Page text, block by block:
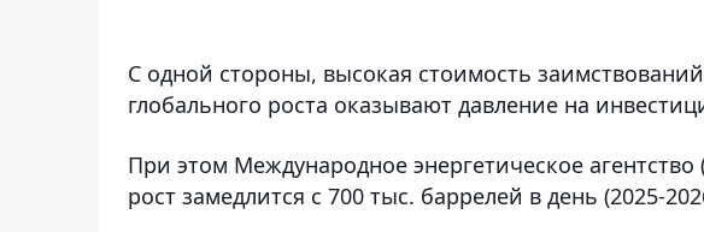
С одной стороны, высокая стоимость
глобального роста оказывают давление на
При этом Международное энергетическое
рост замедлится с 700 тыс. баррелей в день (2025-